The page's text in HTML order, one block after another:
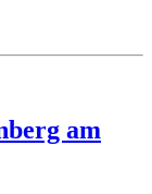
am